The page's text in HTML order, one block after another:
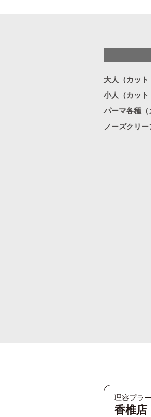
大人（カット
小人（カット
パーマ各種（
ノーズクリ
理容プラ
香椎店